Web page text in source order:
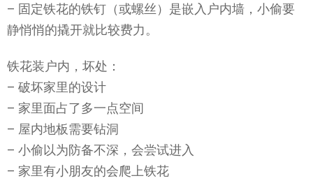
– 固定铁花的铁钉（或螺丝）是嵌入户内墙，小偷要
静悄悄的撬开就比较费力。
铁花装户内，坏处：
– 破坏家里的设计
– 家里面占了多一点空间
– 屋内地板需要钻洞
– 小偷以为防备不深，会尝试进入
– 家里有小朋友的会爬上铁花